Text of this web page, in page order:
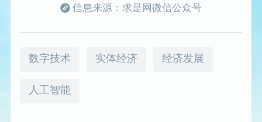
信息来源：求是网微信公众号
数字技术 实体经济 经济发展
人工智能